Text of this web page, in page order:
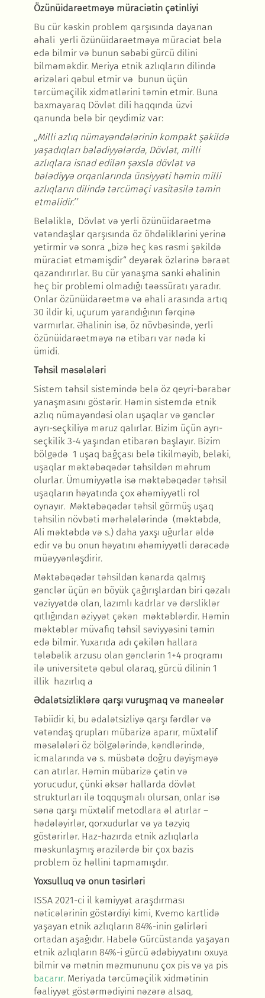
Özünüidarəetməyə müraciətin çətinliyi
Bu cür kəskin problem qarşısında dayanan
əhali yerli özünüidarəetməyə müraciət belə
edə bilmir və bunun səbəbi gürcü dilini
bilməməkdir. Meriya etnik azlıqların dilində
ərizələri qəbul etmir və bunun üçün
tərcüməçilik xidmətlərini təmin etmir. Buna
baxmayaraq Dövlət dili haqqında üzvi
qanunda belə bir qeydimiz var:
,,Milli azlıq nümayəndələrinin kompakt şəkildə
yaşadıqları bələdiyyələrdə, Dövlət, milli
azlıqlara isnad edilən şəxslə dövlət və
bələdiyyə orqanlarında ünsiyyəti həmin milli
azlıqların dilində tərcüməçi vasitəsilə təmin
etməlidir.’’
Beləliklə, Dövlət və yerli özünüidarəetmə
vətəndaşlar qarşısında öz öhdəliklərini yerinə
yetirmir və sonra „bizə heç kəs rəsmi şəkildə
müraciət etməmişdir“ deyərək özlərinə bəraət
qazandırırlar. Bu cür yanaşma sanki əhalinin
heç bir problemi olmadığı təəssüratı yaradır.
Onlar özünüidarəetmə və əhali arasında artıq
30 ildir ki, uçurum yarandığının fərqinə
varmırlar. Əhalinin isə, öz növbəsində, yerli
özünüidarəetməyə nə etibarı var nədə ki
ümidi.
Təhsil məsələləri
Sistem təhsil sistemində belə öz qeyri-bərabər
yanaşmasını göstərir. Həmin sistemdə etnik
azlıq nümayəndəsi olan uşaqlar və gənclər
ayrı-seçkiliyə məruz qalırlar. Bizim üçün ayrı-
seçkilik 3-4 yaşından etibarən başlayır. Bizim
bölgədə 1 uşaq bağçası belə tikilməyib, beləki,
uşaqlar məktəbəqədər təhsildən məhrum
olurlar. Ümumiyyətlə isə məktəbəqədər təhsil
uşaqların həyatında çox əhəmiyyətli rol
oynayır. Məktəbəqədər təhsil görmüş uşaq
təhsilin növbəti mərhələlərində (məktəbdə,
Ali məktəbdə və s.) daha yaxşı uğurlar əldə
edir və bu onun həyatını əhəmiyyətli dərəcədə
müəyyənləşdirir.
Məktəbəqədər təhsildən kənarda qalmış
gənclər üçün ən böyük çağırışlardan biri qəzalı
vəziyyətdə olan, lazımlı kadrlar və dərsliklər
qıtlığından əziyyət çəkən məktəblərdir. Həmin
məktəblər müvafiq təhsil səviyyəsini təmin
edə bilmir. Yuxarıda adı çəkilən hallara
tələbəlik arzusu olan gənclərin 1+4 proqramı
ilə universitetə qəbul olaraq, gürcü dilinin 1
illik hazırlıq a
Ədalətsizliklərə qarşı vuruşmaq və maneələr
Təbiidir ki, bu ədalətsizliyə qarşı fərdlər və
vətəndaş qrupları mübarizə aparır, müxtəlif
məsələləri öz bölgələrində, kəndlərində,
icmalarında və s. müsbətə doğru dəyişməyə
can atırlar. Həmin mübarizə çətin və
yorucudur, çünki əksər hallarda dövlət
strukturları ilə toqquşmalı olursan, onlar isə
sənə qarşı müxtəlif metodlara əl atırlar –
hədələyirlər, qorxudurlar və ya təzyiq
göstərirlər. Haz-hazırda etnik azlıqlarla
məskunlaşmış ərazilərdə bir çox bazis
problem öz həllini tapmamışdır.
Yoxsulluq və onun təsirləri
ISSA 2021-ci il kəmiyyət araşdırması
nəticələrinin göstərdiyi kimi, Kvemo kartlidə
yaşayan etnik azlıqların 84%-inin gəlirləri
ortadan aşağıdır. Habelə Gürcüstanda yaşayan
etnik azlıqların 84%-i gürcü ədəbiyyatını oxuya
bilmir və mətnin məzmununu çox pis və ya pis
bacarır.Meriyada tərcüməçilik xidmətinin
fəaliyyət göstərmədiyini nəzərə alsaq,